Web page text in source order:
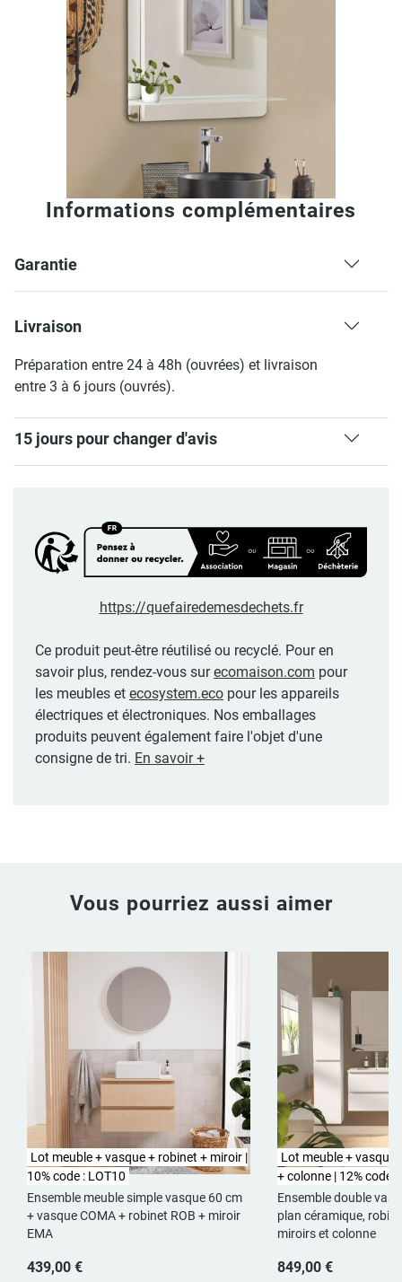
Informations complémentaires
Garantie
Livraison
Préparation entre 24 à 48h (ouvrées) et livraison
entre 3 à 6 jours (ouvrés).
15 jours pour changer d'avis
https://quefairedemesdechets.fr
Ce produit peut-être réutilisé ou recyclé. Pour en
savoir plus, rendez-vous surecomaison.com pour
les meubles et ecosystem.eco pour les appareils
électriques et électroniques. Nos emballages
produits peuvent également faire l'objet d'une
consigne de tri. En savoir +
Vous pourriez aussi aimer
Lot meuble + vasque + robinet + miroir |
10% code : LOT10
Ensemble meuble simple vasque 60 cm
+ vasque COMA + robinet ROB + miroir
EMA
439,00 €
Lot meuble + vasque
+ colonne | 12% code :
Ensemble double
plan céramique,
miroirs et colonne
849,00 €